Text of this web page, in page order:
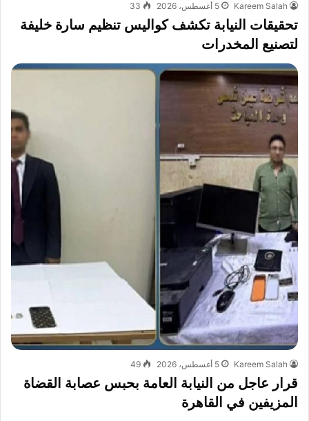
Kareem Salah 5 أغسطس، 2026 33
تحقيقات النيابة تكشف كواليس تنظيم سارة خليفة
لتصنيع المخدرات
Kareem Salah 5 أغسطس، 2026 49
قرار عاجل من النيابة العامة بحبس عصابة القضاة
المزيفين في القاهرة